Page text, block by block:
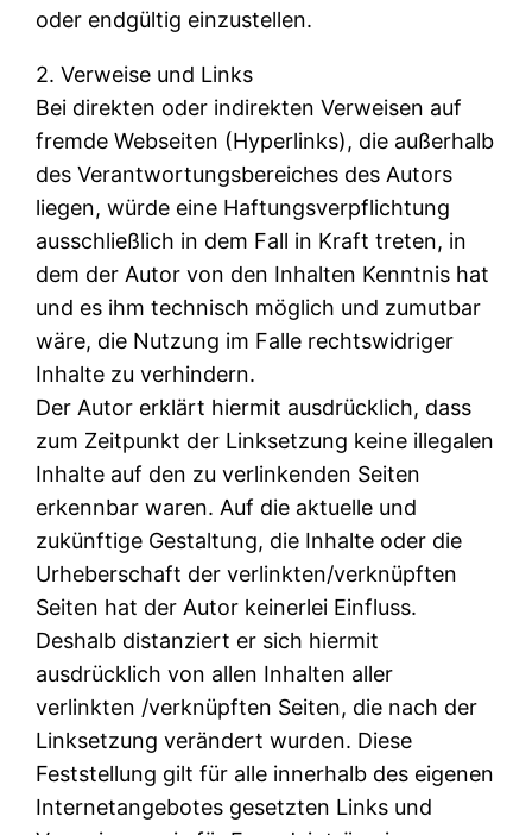
oder endgültig einzustellen.
2. Verweise und Links
Bei direkten oder indirekten Verweisen auf
fremde Webseiten (Hyperlinks), die außerhalb
des Verantwortungsbereiches des Autors
liegen, würde eine Haftungsverpflichtung
ausschließlich in dem Fall in Kraft treten, in
dem der Autor von den Inhalten Kenntnis hat
und es ihm technisch möglich und zumutbar
wäre, die Nutzung im Falle rechtswidriger
Inhalte zu verhindern.
Der Autor erklärt hiermit ausdrücklich, dass
zum Zeitpunkt der Linksetzung keine illegalen
Inhalte auf den zu verlinkenden Seiten
erkennbar waren. Auf die aktuelle und
zukünftige Gestaltung, die Inhalte oder die
Urheberschaft der verlinkten/verknüpften
Seiten hat der Autor keinerlei Einfluss.
Deshalb distanziert er sich hiermit
ausdrücklich von allen Inhalten aller
verlinkten /verknüpften Seiten, die nach der
Linksetzung verändert wurden. Diese
Feststellung gilt für alle innerhalb des eigenen
Internetangebotes gesetzten Links und